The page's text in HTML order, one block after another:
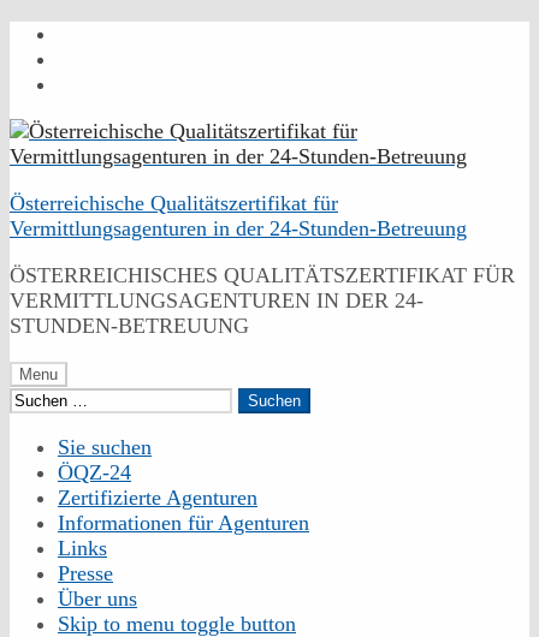
content
footer
Österreichische Qualitätszertifikat für
Vermittlungsagenturen in der 24-Stunden-Betreuung
ÖSTERREICHISCHES QUALITÄTSZERTIFIKAT FÜR
VERMITTLUNGSAGENTUREN IN DER 24-
STUNDEN-BETREUUNG
Menu
Suchen
Sie suchen
ÖQZ-24
Zertifizierte Agenturen
Informationen für Agenturen
Links
Presse
Über uns
Skip to menu toggle button